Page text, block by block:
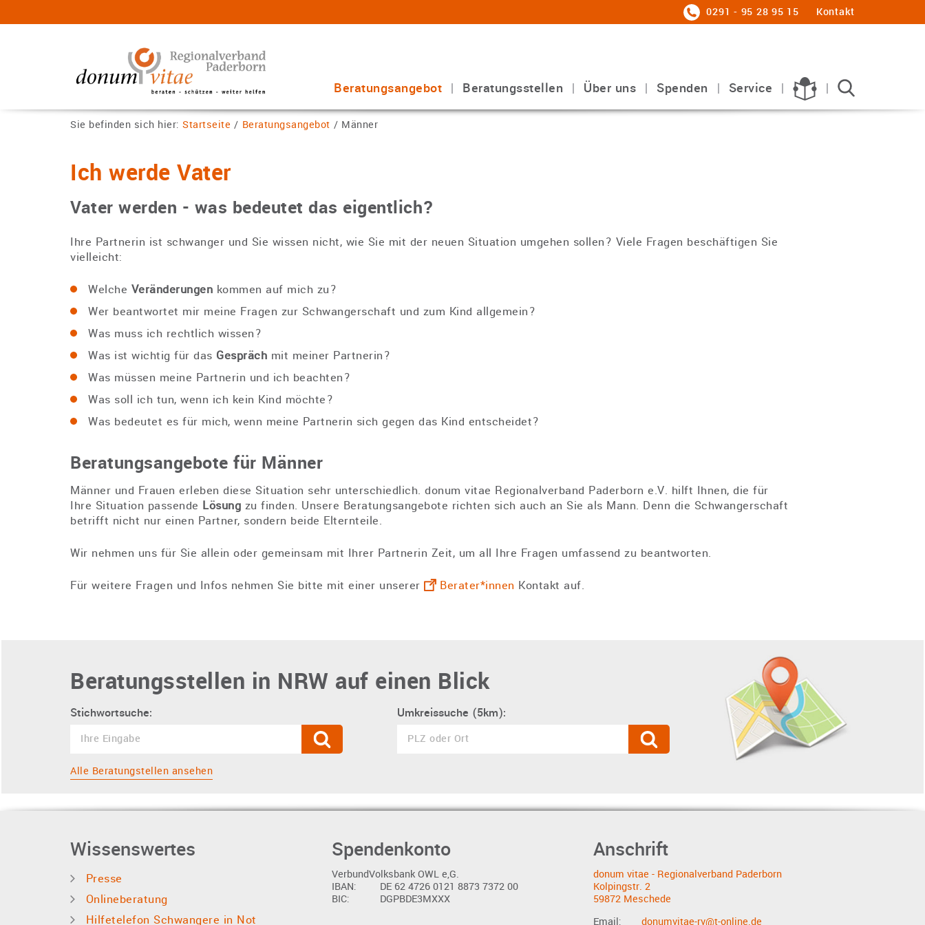
0291 - 95 28 95 15 Kontakt
Beratungsangebot Beratungsstellen Über uns Spenden Service
Sie befinden sich hier: Startseite / Beratungsangebot / Männer
Ich werde Vater
Vater werden - was bedeutet das eigentlich?
Ihre Partnerin ist schwanger und Sie wissen nicht, wie Sie mit der neuen Situation umgehen sollen? Viele Fragen beschäftigen Sie
vielleicht:
Welche Veränderungen kommen auf mich zu?
Wer beantwortet mir meine Fragen zur Schwangerschaft und zum Kind allgemein?
Was muss ich rechtlich wissen?
Was ist wichtig für das Gespräch mit meiner Partnerin?
Was müssen meine Partnerin und ich beachten?
Was soll ich tun, wenn ich kein Kind möchte?
Was bedeutet es für mich, wenn meine Partnerin sich gegen das Kind entscheidet?
Beratungsangebote für Männer
Männer und Frauen erleben diese Situation sehr unterschiedlich. donum vitae Regionalverband Paderborn e.V. hilft Ihnen, die für
Ihre Situation passende Lösung zu finden. Unsere Beratungsangebote richten sich auch an Sie als Mann. Denn die Schwangerschaft
betrifft nicht nur einen Partner, sondern beide Elternteile.
Wir nehmen uns für Sie allein oder gemeinsam mit Ihrer Partnerin Zeit, um all Ihre Fragen umfassend zu beantworten.
Für weitere Fragen und Infos nehmen Sie bitte mit einer unserer Berater*innen Kontakt auf.
Beratungsstellen in NRW auf einen Blick
Stichwortsuche:
Alle Beratungstellen ansehen
Umkreissuche (5km):
Wissenswertes
Presse
Onlineberatung
Hilfetelefon Schwangere in Not
Spendenkonto
VerbundVolksbank OWL e,G.
IBAN:
DE 62 4726 0121 8873 7372 00
BIC:
DGPBDE3MXXX
Anschrift
donum vitae - Regionalverband Paderborn
Kolpingstr. 2
59872 Meschede
Email:
donumvitae-rv@t-online.de